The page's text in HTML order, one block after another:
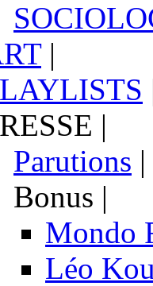
|
|
Parutions |
Bonus |
Mondo
Léo